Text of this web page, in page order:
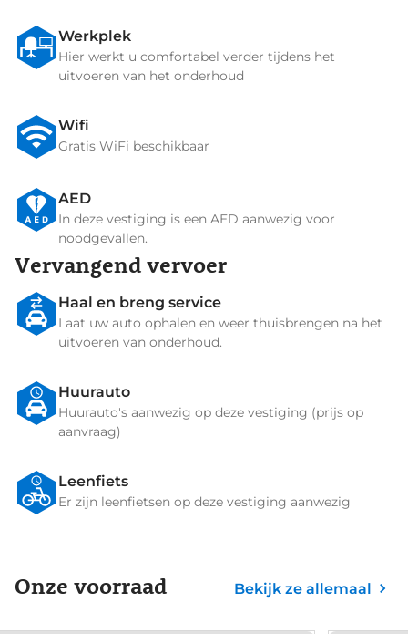
Werkplek
Hier werkt u comfortabel verder tijdens het
uitvoeren van het onderhoud
Wifi
Gratis WiFi beschikbaar
AED
In deze vestiging is een AED aanwezig voor
noodgevallen.
Vervangend vervoer
Haal en breng service
Laat uw auto ophalen en weer thuisbrengen na het
uitvoeren van onderhoud.
Huurauto
Huurauto's aanwezig op deze vestiging (prijs op
aanvraag)
Leenfiets
Er zijn leenfietsen op deze vestiging aanwezig
Onze voorraad Bekijk ze allemaal